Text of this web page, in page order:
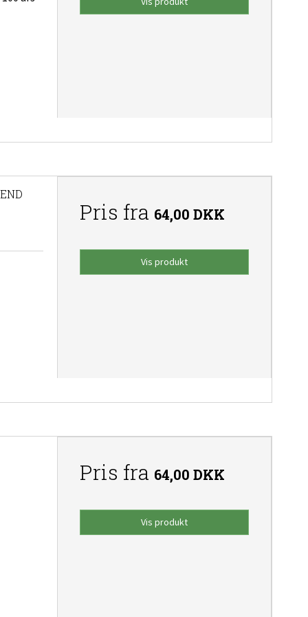
Pris fra 64,00 DKK
Vis produkt
Pris fra 64,00 DKK
Vis produkt